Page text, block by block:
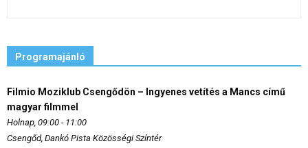
Programajánló
Filmio Moziklub Csengődön – Ingyenes vetítés a Mancs című
magyar filmmel
Holnap, 09:00 - 11:00
Csengőd, Dankó Pista Közösségi Színtér